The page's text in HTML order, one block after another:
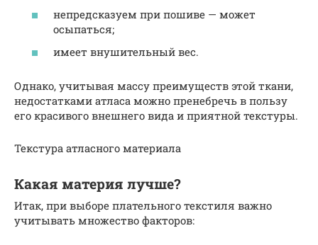
непредсказуем при пошиве — может
осыпаться;
имеет внушительный вес.
Однако, учитывая массу преимуществ этой ткани,
недостатками атласа можно пренебречь в пользу
его красивого внешнего вида и приятной текстуры.
Текстура атласного материала
Какая материя лучше?
Итак, при выборе плательного текстиля важно
учитывать множество факторов: